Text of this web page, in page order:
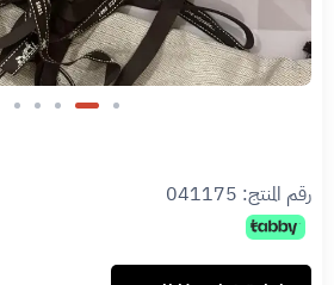
رقم المنتج: 041175